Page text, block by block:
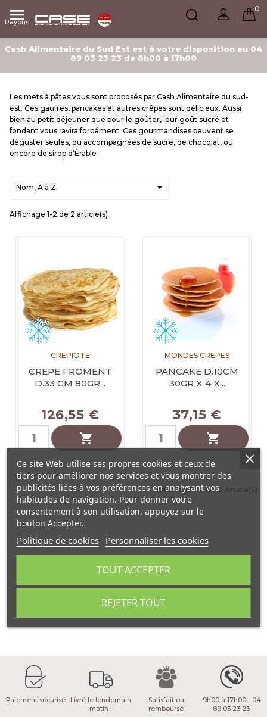

Rayons
0
Cash Alimentaire du Sud Est est à votre disposition au 04
89 03 23 23 de 8h00 à 17h00
Les mets à pâtes vous sont proposés par Cash Alimentaire du sud-
est. Ces gaufres, pancakes et autres crêpes sont délicieux. Aussi
bien au petit déjeuner que pour le goûter, leur goût sucré et
fondant vous ravira forcément. Ces gourmandises peuvent se
déguster seules, ou accompagnées de sucre, de chocolat, ou
encore de sirop d’Érable
Nom, A à Z 
Affichage 1-2 de 2 article(s)
CREPIOTE
CREPE FROMENT
D.33 CM 80GR...
126,55 €

MONDES CREPES
PANCAKE D.10CM
30GR X 4 X...
37,15 €

Affichage 1-2 De 2 Article(s)
(2 PRODUITS)
Paiement sécurisé
Livré le lendemain
matin !
Satisfait ou
remboursé
9h00 à 17h00 - 04
89 03 23 23
Ce site Web utilise ses propres cookies et ceux de
tiers pour améliorer nos services et vous montrer des
publicités liées à vos préférences en analysant vos
habitudes de navigation. Pour donner votre
consentement à son utilisation, appuyez sur le
bouton Accepter.
Politique de cookies Personnaliser les cookies
REJETER TOUT
TOUT ACCEPTER